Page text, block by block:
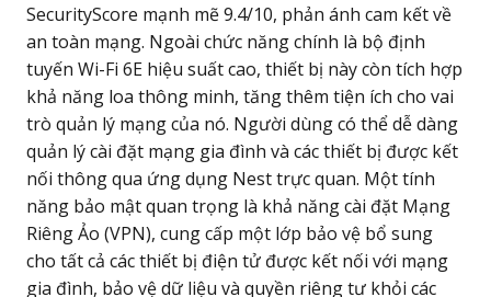
SecurityScore mạnh mẽ 9.4/10, phản ánh cam kết về
an toàn mạng. Ngoài chức năng chính là bộ định
tuyến Wi-Fi 6E hiệu suất cao, thiết bị này còn tích hợp
khả năng loa thông minh, tăng thêm tiện ích cho vai
trò quản lý mạng của nó. Người dùng có thể dễ dàng
quản lý cài đặt mạng gia đình và các thiết bị được kết
nối thông qua ứng dụng Nest trực quan. Một tính
năng bảo mật quan trọng là khả năng cài đặt Mạng
Riêng Ảo (VPN), cung cấp một lớp bảo vệ bổ sung
cho tất cả các thiết bị điện tử được kết nối với mạng
gia đình, bảo vệ dữ liệu và quyền riêng tư khỏi các